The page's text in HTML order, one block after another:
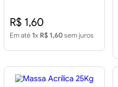
R$ 1,60
Em até 1x R$ 1,60sem juros